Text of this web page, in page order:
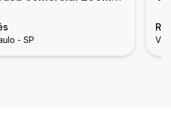
- SP